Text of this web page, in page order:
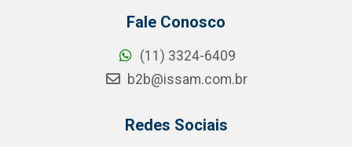
Fale Conosco
(11) 3324-6409
b2b@issam.com.br
Redes Sociais